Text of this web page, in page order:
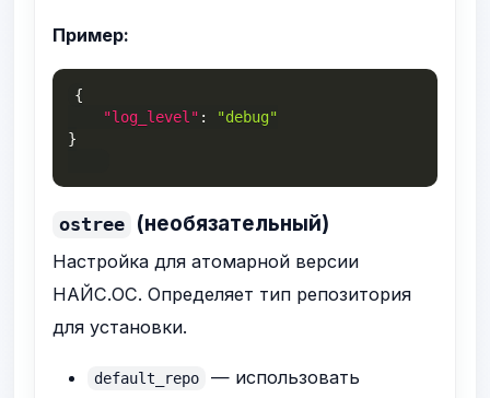
Пример:
{
"log_level" :
"debug"
}
ostree (необязательный)
Настройка для атомарной версии
НАЙС.ОС. Определяет тип репозитория
для установки.
default_repo
— использовать